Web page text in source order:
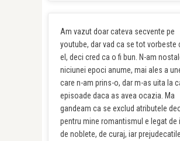
Am vazut doar cateva secvente pe
youtube, dar vad ca se tot vorbeste
el, deci cred ca o fi bun. N-am
niciunei epoci anume, mai ales a
care n-am prins-o, dar m-as uita la
episoade daca as avea ocazia. Ma
gandeam ca se exclud atributele
pentru mine romantismul e legat de
de noblete, de curaj, iar